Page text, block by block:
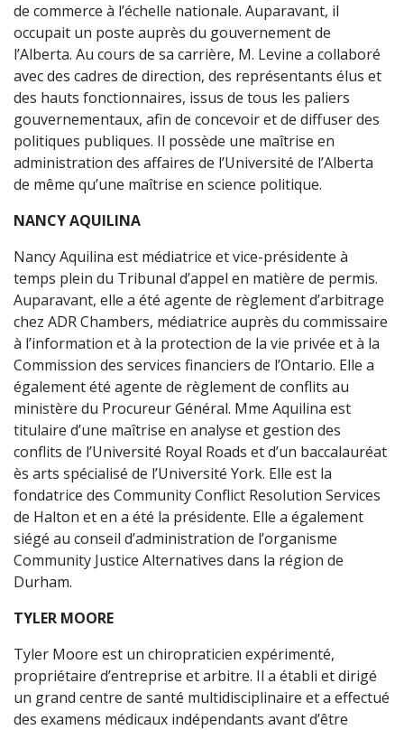
de commerce à l’échelle nationale. Auparavant, il
occupait un poste auprès du gouvernement de
l’Alberta. Au cours de sa carrière, M. Levine a collaboré
avec des cadres de direction, des représentants élus et
des hauts fonctionnaires, issus de tous les paliers
gouvernementaux, afin de concevoir et de diffuser des
politiques publiques. Il possède une maîtrise en
administration des affaires de l’Université de l’Alberta
de même qu’une maîtrise en science politique.
NANCY AQUILINA
Nancy Aquilina est médiatrice et vice-présidente à
temps plein du Tribunal d’appel en matière de permis.
Auparavant, elle a été agente de règlement d’arbitrage
chez ADR Chambers, médiatrice auprès du commissaire
à l’information et à la protection de la vie privée et à la
Commission des services financiers de l’Ontario. Elle a
également été agente de règlement de conflits au
ministère du Procureur Général. Mme Aquilina est
titulaire d’une maîtrise en analyse et gestion des
conflits de l’Université Royal Roads et d’un baccalauréat
ès arts spécialisé de l’Université York. Elle est la
fondatrice des Community Conflict Resolution Services
de Halton et en a été la présidente. Elle a également
siégé au conseil d’administration de l’organisme
Community Justice Alternatives dans la région de
Durham.
TYLER MOORE
Tyler Moore est un chiropraticien expérimenté,
propriétaire d’entreprise et arbitre. Il a établi et dirigé
un grand centre de santé multidisciplinaire et a effectué
des examens médicaux indépendants avant d’être